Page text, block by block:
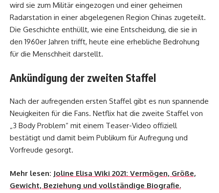
wird sie zum Militär eingezogen und einer geheimen
Radarstation in einer abgelegenen Region Chinas zugeteilt.
Die Geschichte enthüllt, wie eine Entscheidung, die sie in
den 1960er Jahren trifft, heute eine erhebliche Bedrohung
für die Menschheit darstellt.
Ankündigung der zweiten Staffel
Nach der aufregenden ersten Staffel gibt es nun spannende
Neuigkeiten für die Fans. Netflix hat die zweite Staffel von
„3 Body Problem“ mit einem Teaser-Video offiziell
bestätigt und damit beim Publikum für Aufregung und
Vorfreude gesorgt.
Mehr lesen: Joline Elisa Wiki 2021: Vermögen, Größe,
Gewicht, Beziehung und vollständige Biografie.